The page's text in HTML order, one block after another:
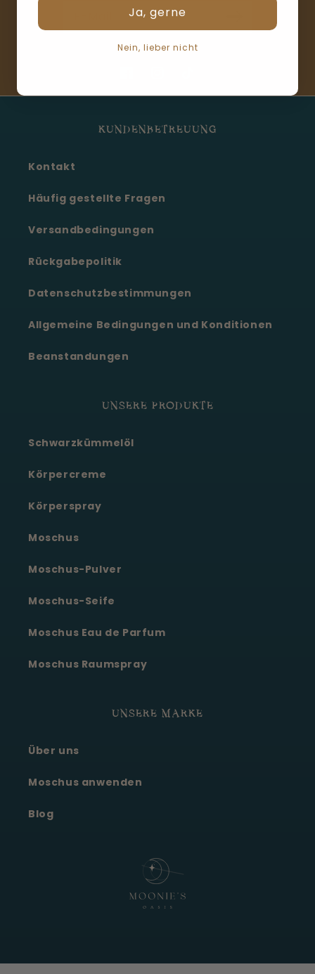
KUNDENBETREUUNG
Kontakt
Häufig gestellte Fragen
Versandbedingungen
Rückgabepolitik
Datenschutzbestimmungen
Allgemeine Bedingungen und Konditionen
Beanstandungen
UNSERE PRODUKTE
Schwarzkümmelöl
Körpercreme
Körperspray
Moschus
Moschus-Pulver
Moschus-Seife
Moschus Eau de Parfum
Moschus Raumspray
UNSERE MARKE
Über uns
Moschus anwenden
Blog
Ja, gerne
Nein, lieber nicht